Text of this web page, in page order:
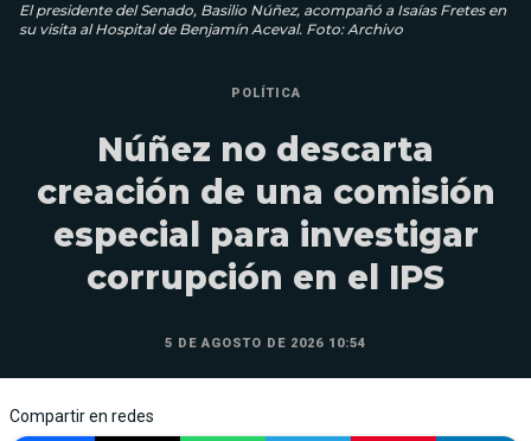
El presidente del Senado, Basilio Núñez, acompañó a Isaías Fretes en
su visita al Hospital de Benjamín Aceval. Foto: Archivo
POLÍTICA
Núñez no descarta
creación de una comisión
especial para investigar
corrupción en el IPS
5 DE AGOSTO DE 2026 10:54
Compartir en redes